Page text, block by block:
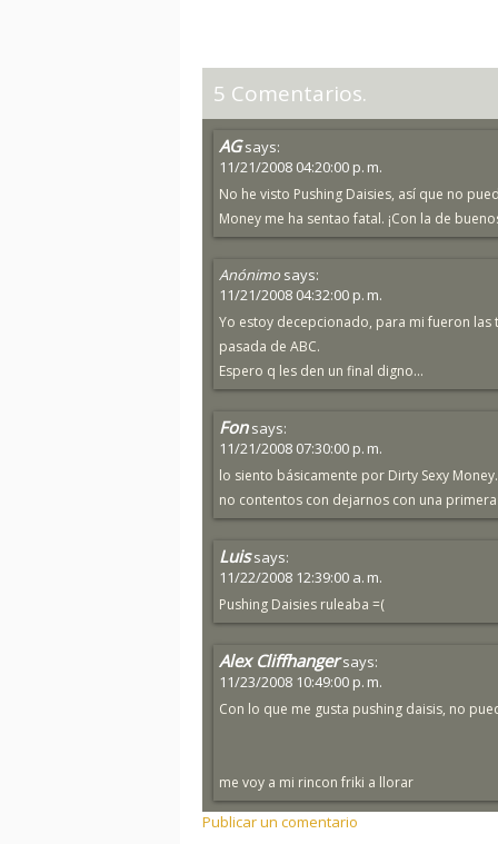
5 Comentarios.
AG says:
11/21/2008 04:20:00 p. m.
No he visto Pushing Daisies, así que no
Money me ha sentao fatal. ¡Con la de
Anónimo says:
11/21/2008 04:32:00 p. m.
Yo estoy decepcionado, para mi fueron
pasada de ABC.
Espero q les den un final digno...
Fon says:
11/21/2008 07:30:00 p. m.
lo siento básicamente por Dirty Sexy
no contentos con dejarnos con una
Luis says:
11/22/2008 12:39:00 a. m.
Pushing Daisies ruleaba =(
Alex Cliffhanger says:
11/23/2008 10:49:00 p. m.
Con lo que me gusta pushing daisis, no
me voy a mi rincon friki a llorar
Publicar un comentario